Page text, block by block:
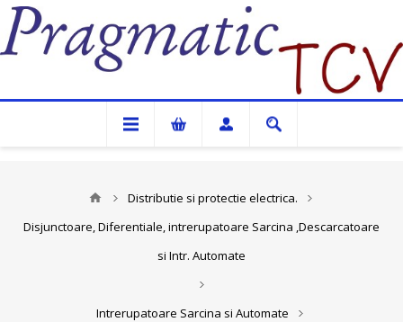
Pragmatic TCV
Distributie si protectie electrica.
Disjunctoare, Diferentiale, intrerupatoare Sarcina ,Descarcatoare
si Intr. Automate
Intrerupatoare Sarcina si Automate